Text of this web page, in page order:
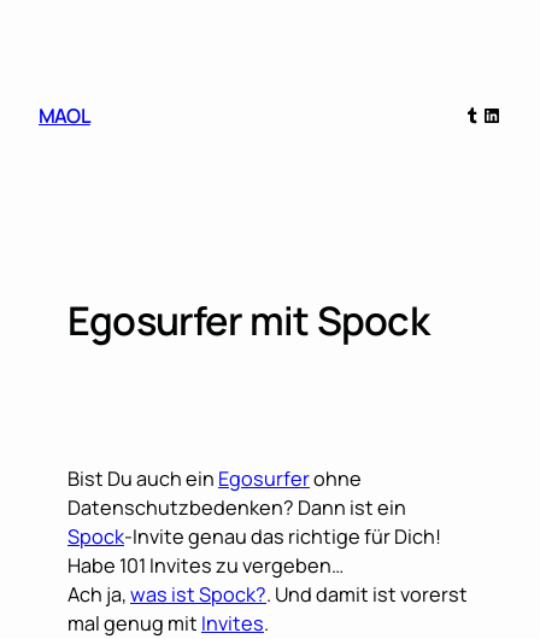
MAOL
Tumblr
Egosurfer mit Spock
Bist Du auch ein Egosurferohne
Datenschutzbedenken? Dann ist ein
Spock-Invite genau das richtige für Dich!
Habe 101 Invites zu vergeben…
Ach ja,was ist Spock?. Und damit ist vorerst
mal genug mit Invites.